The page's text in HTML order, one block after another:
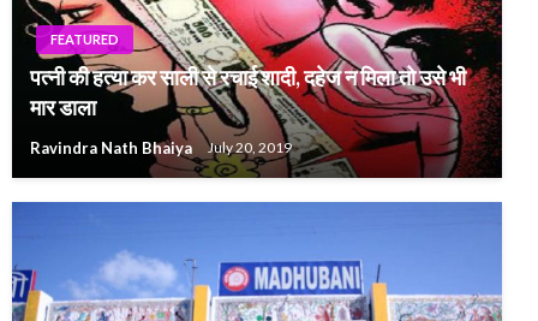
FEATURED
पत्नी की हत्या कर साली से रचाई शादी, दहेज न मिला तो उसे भी
मार डाला
Ravindra Nath Bhaiya July 20, 2019